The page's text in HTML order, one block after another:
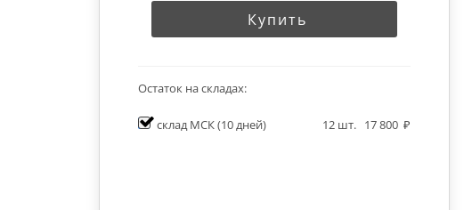
Купить
Остаток на складах:
склад МСК(10 дней) 12 шт. 17 800